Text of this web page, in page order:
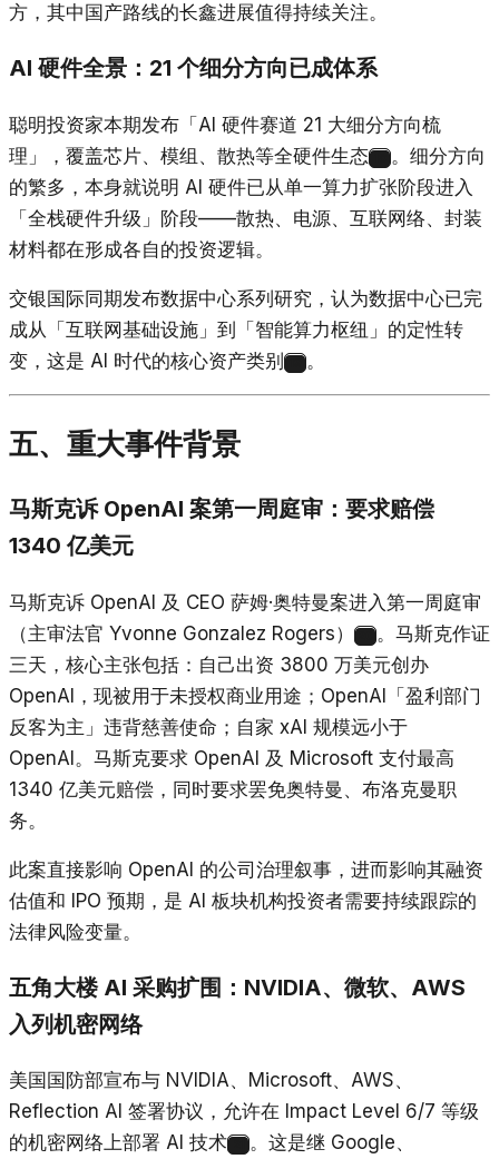
方，其中国产路线的长鑫进展值得持续关注。
AI 硬件全景：21 个细分方向已成体系
聪明投资家本期发布「AI 硬件赛道 21 大细分方向梳
理」，覆盖芯片、模组、散热等全硬件生态
。细分方向
的繁多，本身就说明 AI 硬件已从单一算力扩张阶段进入
「全栈硬件升级」阶段——散热、电源、互联网络、封装
材料都在形成各自的投资逻辑。
交银国际同期发布数据中心系列研究，认为数据中心已完
成从「互联网基础设施」到「智能算力枢纽」的定性转
变，这是 AI 时代的核心资产类别
。
五、重大事件背景
马斯克诉 OpenAI 案第一周庭审：要求赔偿
1340 亿美元
马斯克诉 OpenAI 及 CEO 萨姆·奥特曼案进入第一周庭审
（主审法官 Yvonne Gonzalez Rogers）
。马斯克作证
三天，核心主张包括：自己出资 3800 万美元创办
OpenAI，现被用于未授权商业用途；OpenAI「盈利部门
反客为主」违背慈善使命；自家 xAI 规模远小于
OpenAI。马斯克要求 OpenAI 及 Microsoft 支付最高
1340 亿美元赔偿，同时要求罢免奥特曼、布洛克曼职
务。
此案直接影响 OpenAI 的公司治理叙事，进而影响其融资
估值和 IPO 预期，是 AI 板块机构投资者需要持续跟踪的
法律风险变量。
五角大楼 AI 采购扩围：NVIDIA、微软、AWS
入列机密网络
美国国防部宣布与 NVIDIA、Microsoft、AWS、
Reflection AI 签署协议，允许在 Impact Level 6/7 等级
的机密网络上部署 AI 技术
。这是继 Google、